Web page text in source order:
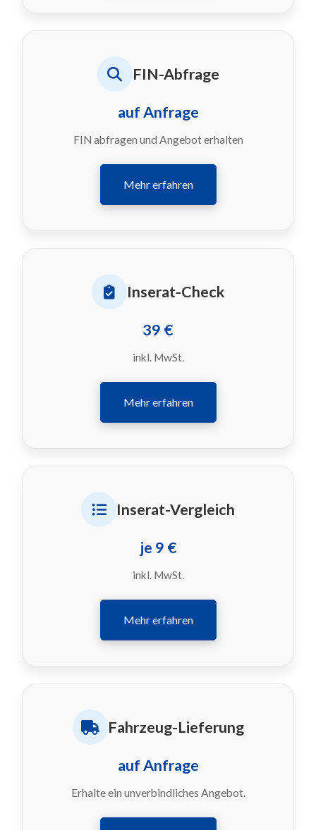
FIN-Abfrage
auf Anfrage
FIN abfragen und Angebot erhalten
Mehr erfahren
Inserat-Check
39 €
inkl. MwSt.
Mehr erfahren
Inserat-Vergleich
je 9 €
inkl. MwSt.
Mehr erfahren
Fahrzeug-Lieferung
auf Anfrage
Erhalte ein unverbindliches Angebot.